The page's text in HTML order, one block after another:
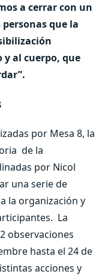
a cerrar con un
que la
al cuerpo, que
por Mesa 8, la
de la
por Nicol
una serie de
la organización y
La
observaciones
hasta el 24 de
acciones y